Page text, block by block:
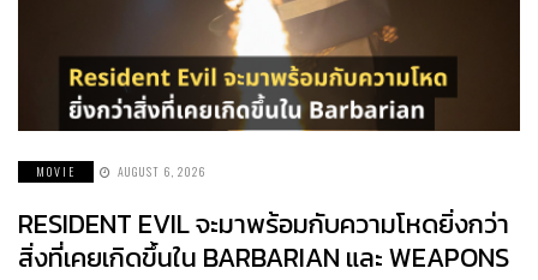
MOVIE AUGUST 6, 2026
RESIDENT EVIL จะมาพร้อมกับความโหดยิ่งกว่า
สิ่งที่เคยเกิดขึ้นใน BARBARIAN และ WEAPONS